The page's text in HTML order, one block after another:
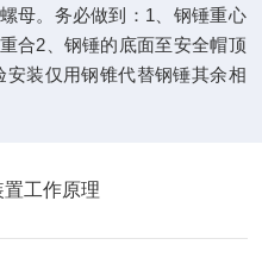
母。务必做到：1、钢锤重心
合2、钢锤的底面至安全帽顶
装仅用钢锥代替钢锤其余相
工作原理